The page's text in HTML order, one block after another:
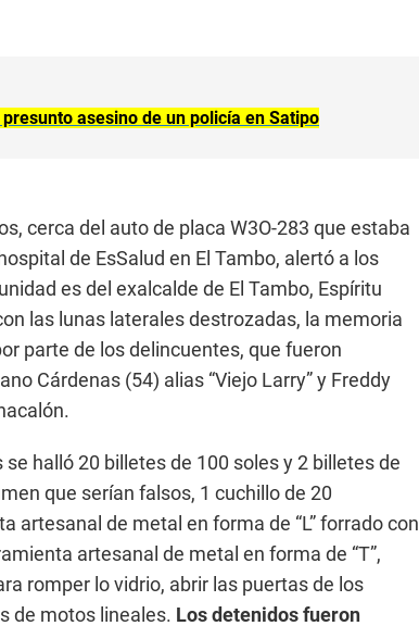
asesino de un policía en Satipo
cerca del auto de placa W3O-283 que estaba
de EsSalud en El Tambo, alertó a los
es del exalcalde de El Tambo, Espíritu
las lunas laterales destrozadas, la memoria
parte de los delincuentes, que fueron
Cárdenas (54) alias “Viejo Larry” y Freddy
halló 20 billetes de 100 soles y 2 billetes de
que serían falsos, 1 cuchillo de 20
artesanal de metal en forma de “L” forrado con
artesanal de metal en forma de “T”,
romper lo vidrio, abrir las puertas de los
de motos lineales. Los detenidos fueron